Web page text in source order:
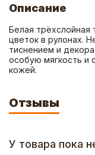
Описание
Белая трёхслойная
цветок в рулонах.
тиснением и
особую мягкость и
кожей.
Отзывы
У товара пока